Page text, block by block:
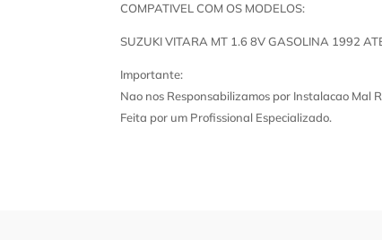
COMPATIVEL COM OS MODELOS:
SUZUKI VITARA MT 1.6 8V GASOLINA 1992
Importante:
Nao nos Responsabilizamos por Instalacao Mal
Feita por um Profissional Especializado.